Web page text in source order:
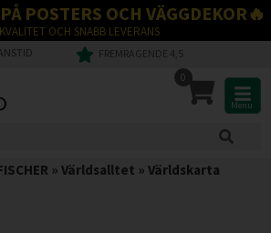
POSTERS OCH VÄGGDEKOR🔥
OCH SNABB LEVERANS
FREMRAGENDE 4,5
0
Menu
» Världsalltet » Världskarta